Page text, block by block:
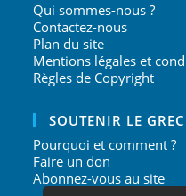
Qui sommes-nous ?
Contactez-nous
Plan du site
Mentions légales et
Règles de Copyright
SOUTENIR LE GREC
Pourquoi et comment ?
Faire un don
Abonnez-vous au site